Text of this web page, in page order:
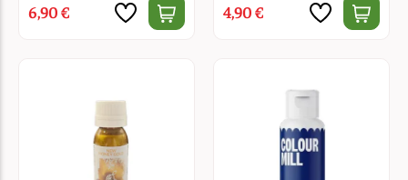
6,90 € 4,90 €